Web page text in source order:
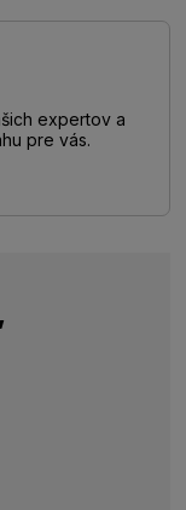
expertov a
pre vás.